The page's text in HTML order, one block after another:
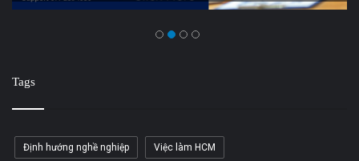
Tags
Định hướng nghề nghiệp Việc làm HCM